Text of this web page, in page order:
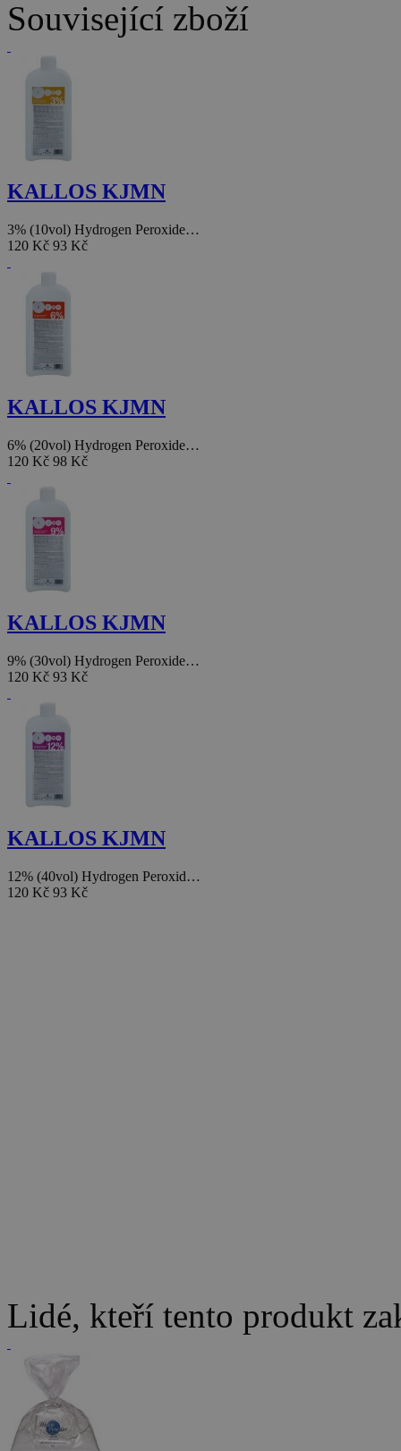
Související zboží
KALLOS KJMN
3% (10vol) Hydrogen Peroxide…
120 Kč 93 Kč
KALLOS KJMN
6% (20vol) Hydrogen Peroxide…
120 Kč 98 Kč
KALLOS KJMN
9% (30vol) Hydrogen Peroxide…
120 Kč 93 Kč
KALLOS KJMN
12% (40vol) Hydrogen Peroxid…
120 Kč 93 Kč
Lidé, kteří tento produkt